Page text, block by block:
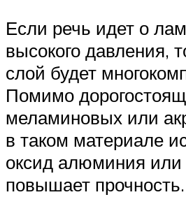
Если речь идет о
высокого давления,
слой будет
Помимо
меламиновых или
в таком материале
оксид алюминия или
повышает прочность.